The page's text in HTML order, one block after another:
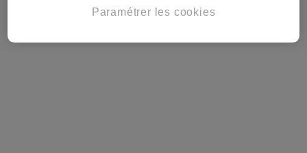
Paramétrer les cookies